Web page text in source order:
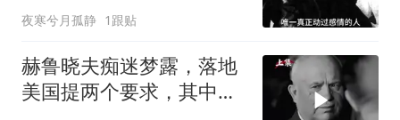
夜寒兮月孤静 1跟贴
赫鲁晓夫痴迷梦露，落地
美国提两个要求，其中一